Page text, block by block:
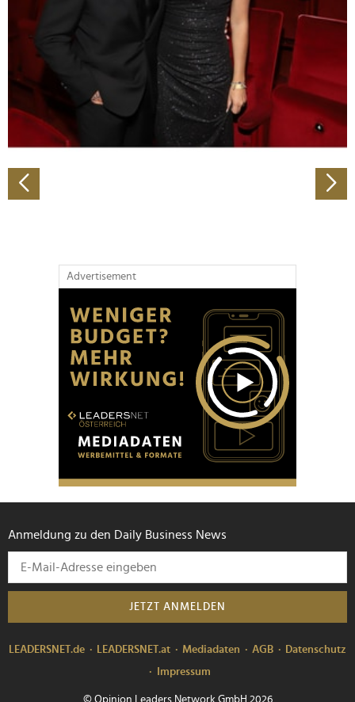
Wir verwenden Cookies, um Inhalte und Anzeigen zu
personalisieren, Funktionen für soziale Medien anbieten
zu können und die Zugriffe auf unsere Website zu
analysieren. Außerdem geben wir Informationen zu Ihrer
Verwendung unserer Website an unsere Partner für
soziale Medien, Werbung und Analysen weiter. Unsere
Partner führen diese Informationen möglicherweise mit
haben oder die sie im Rahmen Ihrer Nutzung der Dienste
gesammelt haben.
Advertisement
Anmeldung zu den Daily Business News
JETZT ANMELDEN
LEADERSNET.de LEADERSNET.at Mediadaten AGB
Datenschutz
Impressum